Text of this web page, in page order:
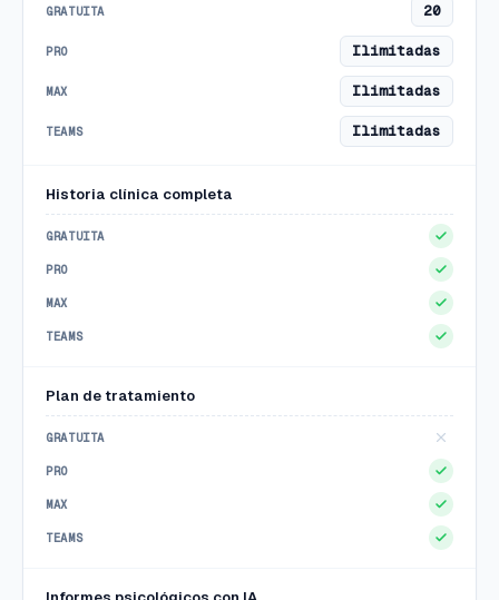
20
Ilimitadas
Ilimitadas
Ilimitadas
Historia clínica completa
Plan de tratamiento